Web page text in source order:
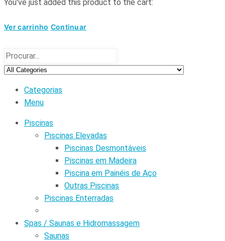
You've just added this product to the cart:
Ver carrinho Continuar
Categorias
Menu
Piscinas
Piscinas Elevadas
Piscinas Desmontáveis
Piscinas em Madeira
Piscina em Painéis de Aço
Outras Piscinas
Piscinas Enterradas
Spas / Saunas e Hidromassagem
Saunas